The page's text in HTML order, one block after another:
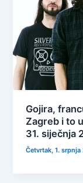
Gojira,
Zagreb i to
31. siječnja
Četvrtak, 1. srpnja